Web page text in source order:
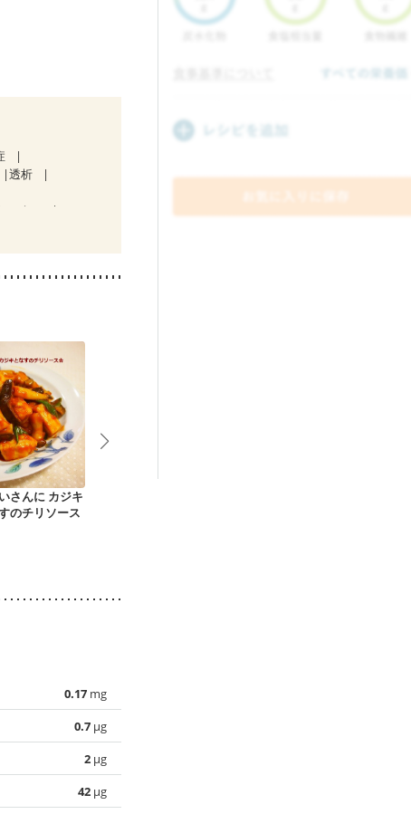
透析
にくい
さんに カジキ
のチリソース
0.17 mg
0.7 µg
2 µg
42 µg